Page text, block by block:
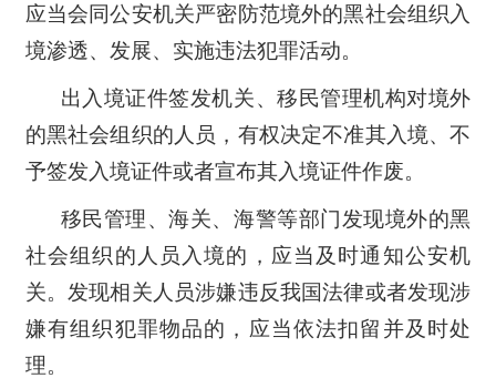
应当会同公安机关严密防范境外的黑社会组织入
境渗透、发展、实施违法犯罪活动。
出入境证件签发机关、移民管理机构对境外
的黑社会组织的人员，有权决定不准其入境、不
予签发入境证件或者宣布其入境证件作废。
移民管理、海关、海警等部门发现境外的黑
社会组织的人员入境的，应当及时通知公安机
关。发现相关人员涉嫌违反我国法律或者发现涉
嫌有组织犯罪物品的，应当依法扣留并及时处
理。